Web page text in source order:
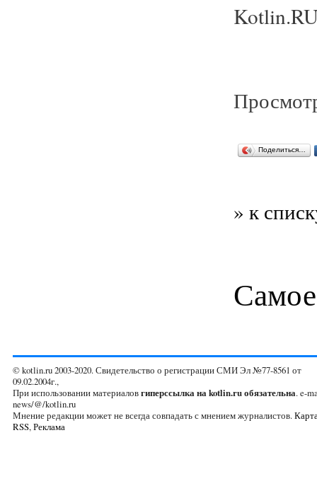
Поделиться…
» к
© kotlin.ru 2003-2020. Свидетельство о регистрации СМИ Эл №77-8561 от
09.02.2004г.,
При использовании материаловгиперссылка на kotlin.ru обязательна. e-
news/@/kotlin.ru
Мнение редакции может не всегда совпадать с мнением журналистов.
RSS,Реклама